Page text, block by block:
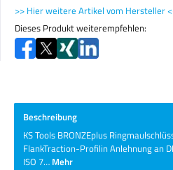
>> Hier weitere Artikel vom Hersteller
Dieses Produkt weiterempfehlen:
Beschreibung
KS Tools BRONZEplus
FlankTraction-Profilin Anlehnung an
ISO 7… Mehr